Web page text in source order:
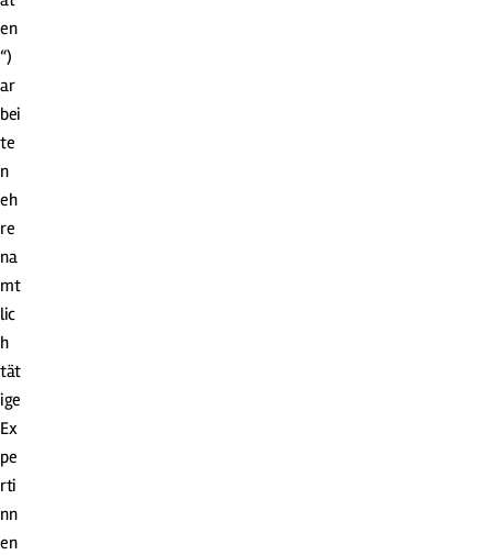
en
“)
ar
bei
te
n
eh
re
na
mt
lic
h
tät
ige
Ex
pe
rti
nn
en